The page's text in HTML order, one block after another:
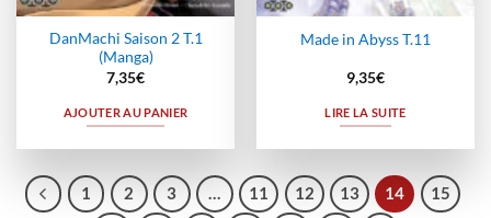
DanMachi Saison 2 T.1
(Manga)
7,35€
AJOUTER AU PANIER
Made in Abyss T.11
9,35€
LIRE LA SUITE
1 2 3 … 11 12 13 14
15